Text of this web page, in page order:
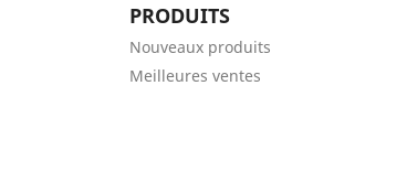
PRODUITS
Nouveaux produits
Meilleures ventes